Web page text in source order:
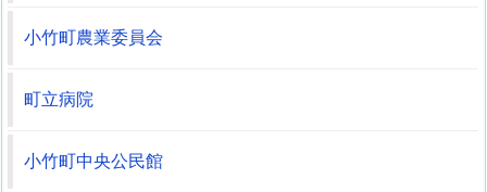
小竹町農業委員会
町立病院
小竹町中央公民館